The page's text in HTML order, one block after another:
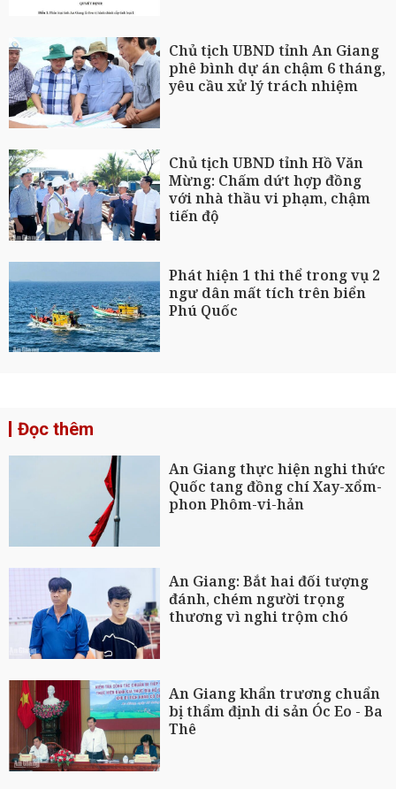
Chủ tịch UBND tỉnh An Giang
phê bình dự án chậm 6 tháng,
yêu cầu xử lý trách nhiệm
Chủ tịch UBND tỉnh Hồ Văn
Mừng: Chấm dứt hợp đồng
với nhà thầu vi phạm, chậm
tiến độ
Phát hiện 1 thi thể trong vụ 2
ngư dân mất tích trên biển
Phú Quốc
Đọc thêm
An Giang thực hiện nghi thức
Quốc tang đồng chí Xay-xổm-
phon Phôm-vi-hản
An Giang: Bắt hai đối tượng
đánh, chém người trọng
thương vì nghi trộm chó
An Giang khẩn trương chuẩn
bị thẩm định di sản Óc Eo - Ba
Thê